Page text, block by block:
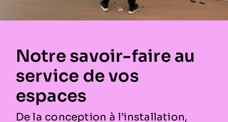
Notre savoir-faire au
service de vos
espaces
De la conception à l’installation,